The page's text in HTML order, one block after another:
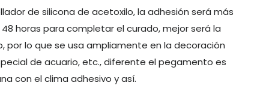
de silicona de acetoxilo, la adhesión será más
horas para completar el curado, mejor será la
por lo que se usa ampliamente en la decoración
de acuario, etc., diferente el pegamento es
con el clima adhesivo y así.